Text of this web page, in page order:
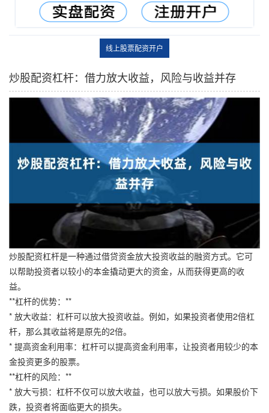
线上股票配资开户
炒股配资杠杆：借力放大收益，风险与收益并存
炒股配资杠杆是一种通过借贷资金放大投资收益的融资方式。它可
以帮助投资者以较小的本金撬动更大的资金，从而获得更高的收
益。
**杠杆的优势：**
* 放大收益：杠杆可以放大投资收益。例如，如果投资者使用2倍杠
杆，那么其收益将是原先的2倍。
* 提高资金利用率：杠杆可以提高资金利用率，让投资者用较少的本
金投资更多的股票。
**杠杆的风险：**
* 放大亏损：杠杆不仅可以放大收益，也可以放大亏损。如果股价下
跌，投资者将面临更大的损失。